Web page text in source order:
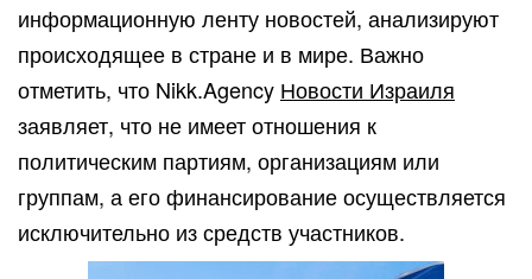
информационную ленту новостей, анализируют
происходящее в стране и в мире. Важно
отметить, что Nikk.Agency Новости Израиля
заявляет, что не имеет отношения к
политическим партиям, организациям или
группам, а его финансирование осуществляется
исключительно из средств участников.